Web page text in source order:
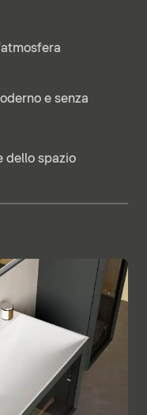
e senza
dello spazio